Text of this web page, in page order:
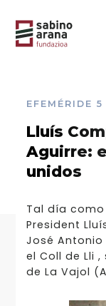
EFEMÉRIDE 5
Lluís
Aguirre:
unidos
Tal día como
President
José
el Coll de Lli
de La Vajol